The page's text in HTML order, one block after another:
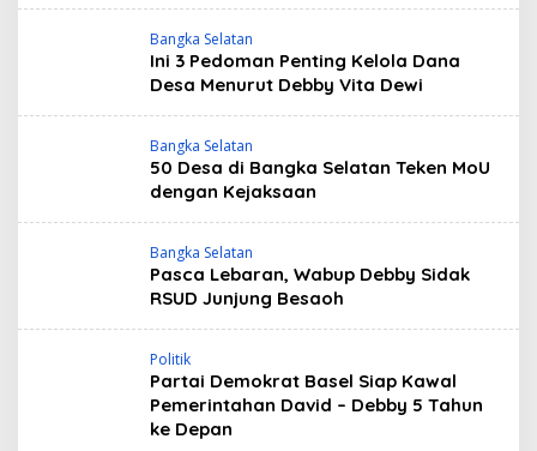
Bangka Selatan
Ini 3 Pedoman Penting Kelola Dana
Desa Menurut Debby Vita Dewi
Bangka Selatan
50 Desa di Bangka Selatan Teken MoU
dengan Kejaksaan
Bangka Selatan
Pasca Lebaran, Wabup Debby Sidak
RSUD Junjung Besaoh
Politik
Partai Demokrat Basel Siap Kawal
Pemerintahan David – Debby 5 Tahun
ke Depan